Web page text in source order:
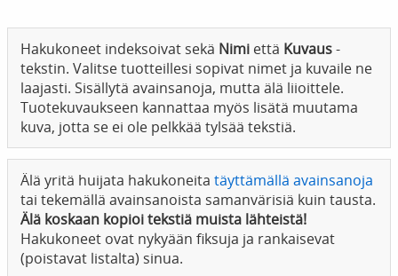
Hakukoneet indeksoivat sekä Nimi että Kuvaus-
tekstin. Valitse tuotteillesi sopivat nimet ja kuvaile ne
laajasti. Sisällytä avainsanoja, mutta älä liioittele.
Tuotekuvaukseen kannattaa myös lisätä muutama
kuva, jotta se ei ole pelkkää tylsää tekstiä.
Älä yritä huijata hakukoneita täyttämällä avainsanoja
tai tekemällä avainsanoista samanvärisiä kuin tausta.
Älä koskaan kopioi tekstiä muista lähteistä!
Hakukoneet ovat nykyään fiksuja ja rankaisevat
(poistavat listalta) sinua.